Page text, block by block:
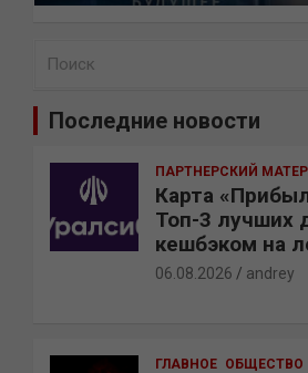
Последние новости
ПАРТНЕРСКИЙ
Карта
Топ-3 лучших
кешбэком на
06.08.2026 andrey
ГЛАВНОЕ ОБЩЕСТВО